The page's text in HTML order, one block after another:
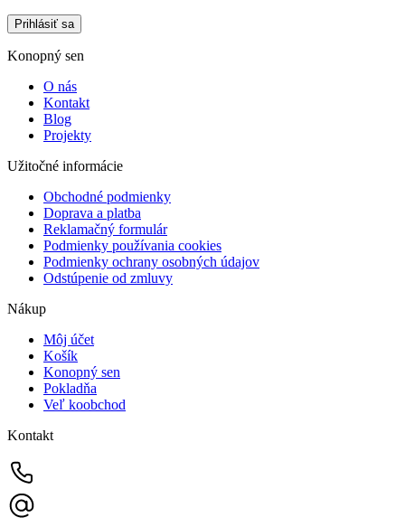
Prihlásiť sa
Konopný sen
O nás
Kontakt
Blog
Projekty
Užitočné informácie
Obchodné podmienky
Doprava a platba
Reklamačný formulár
Podmienky používania cookies
Podmienky ochrany osobných údajov
Odstúpenie od zmluvy
Nákup
Môj účet
Košík
Konopný sen
Pokladňa
Veľ koobchod
Kontakt